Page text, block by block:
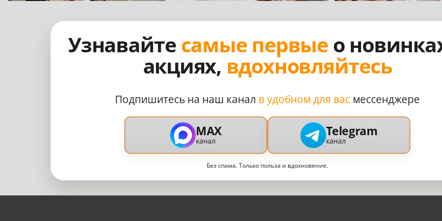
Узнавайтесамые первыео
акциях, вдохновляйтесь
Подпишитесь на наш канал в удобном для вас мессенджере
MAX
канал
Telegram
канал
Без спама. Только польза и вдохновение.